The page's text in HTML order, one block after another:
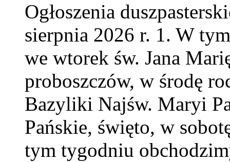
Ogłoszenia
sierp­nia 2026 r. 1. W
we wtorek św. Jana
pro­boszczów, w środę
Bazy­liki Najśw. Maryi
Pańskie, święto, w
tym tygod­niu